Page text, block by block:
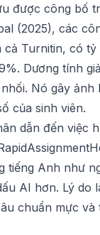
được công bố
(2025), các
cả Turnitin, có
Dương tính
Nó gây ảnh
của sinh viên.
dẫn đến việc
tiếng Anh như
AI hơn. Lý do
chuẩn mực và